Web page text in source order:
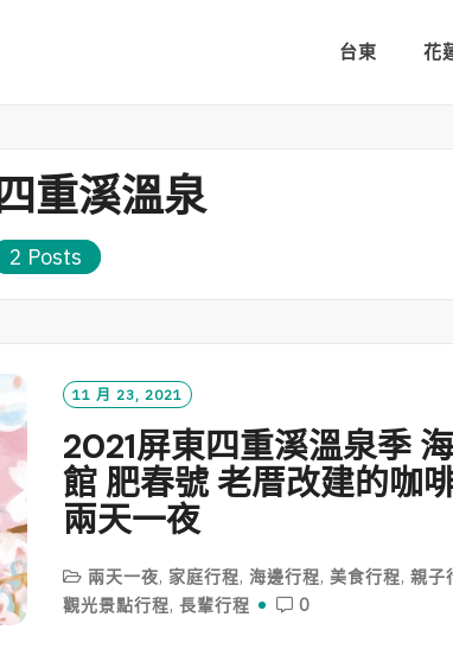
台東 花
四重溪溫泉
2 Posts
11 月 23, 2021
2021屏東四重溪溫泉季
館 肥春號 老厝改建的咖
兩天一夜
兩天一夜, 家庭行程,海邊行程,美食行程,親子
觀光景點行程,長輩行程 0